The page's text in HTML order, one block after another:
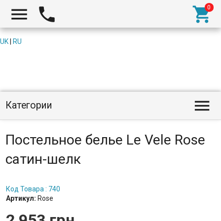
  
UK RU
Категории 
Постельное белье Le Vele Rose
сатин-шелк
Код Товара : 740
Артикул: Rose